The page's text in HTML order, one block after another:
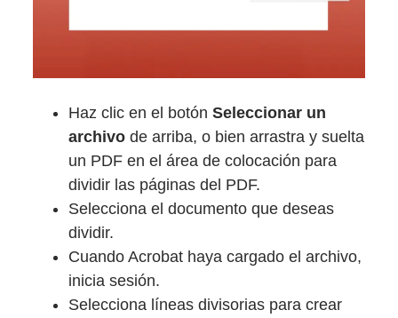
Haz clic en el botónSeleccionar un
archivo de arriba, o bien arrastra y suelta
un PDF en el área de colocación para
dividir las páginas del PDF.
Selecciona el documento que deseas
dividir.
Cuando Acrobat haya cargado el archivo,
inicia sesión.
Selecciona líneas divisorias para crear